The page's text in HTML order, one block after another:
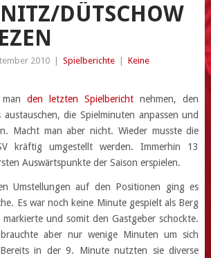
DÜTSCHOW
2010 Spielberichte
Keine
den letzten Spielbericht nehmen, den
austauschen, die Spielminuten anpassen und
Macht man aber nicht. Wieder musste die
kräftig umgestellt werden. Immerhin 13
Auswärtspunkte der Saison erspielen.
Umstellungen auf den Positionen ging es
Es war noch keine Minute gespielt als Berg
und somit den Gastgeber schockte.
aber nur wenige Minuten um sich
in der 9. Minute nutzten sie diverse